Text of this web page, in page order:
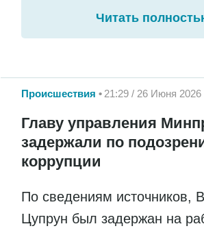
Читать
Происшествия 21:29 / 26 Июня 2026
Главу управления
задержали по
коррупции
По сведениям источников,
Цупрун был задержан на